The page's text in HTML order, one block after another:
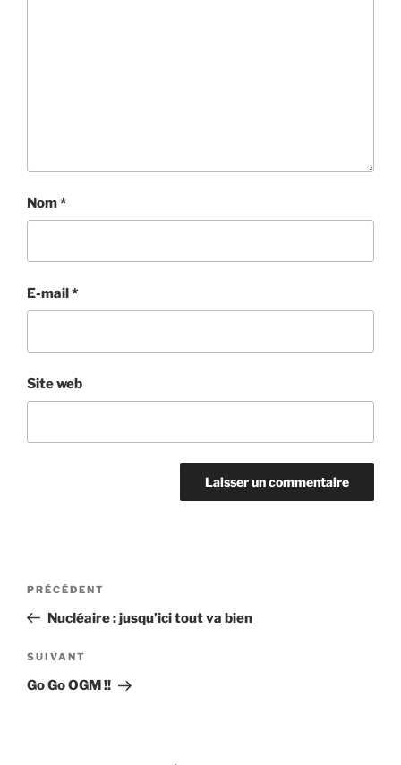
Nom*
E-mail*
Site web
Navigation
l’article
Article
précédent
PRÉCÉDENT
Nucléaire : jusqu’ici tout va bien
Article
suivant
SUIVANT
Go Go OGM !!